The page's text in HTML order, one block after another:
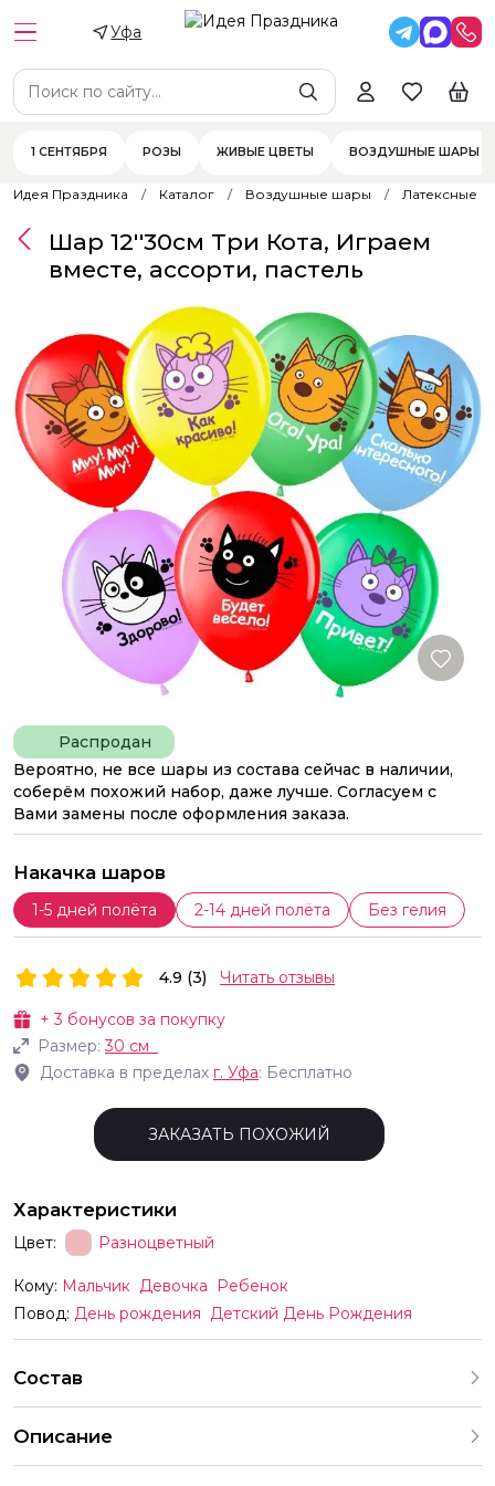
Уфа
1 СЕНТЯБРЯ РОЗЫ ЖИВЫЕ ЦВЕТЫ ВОЗДУШНЫЕ ШАРЫ
Идея Праздника Каталог Воздушные шары Латексные
Распродан
Вероятно, не все шары из состава сейчас в наличии,
соберём похожий набор, даже лучше. Согласуем с
Вами замены после оформления заказа.
Накачка шаров
1-5 дней полёта 2-14 дней полёта Без гелия
Шар 12''30см Три Кота, Играем
вместе, ассорти, пастель
+3 бонусов за покупку
Размер:30 см
Доставка в пределах г. Уфа: Бесплатно
4.9 (3) Читать отзывы
ЗАКАЗАТЬ ПОХОЖИЙ
Характеристики
Цвет: Разноцветный
Кому: Мальчик Девочка
Ребенок
Повод: День рождения Детский День Рождения
Состав
Описание